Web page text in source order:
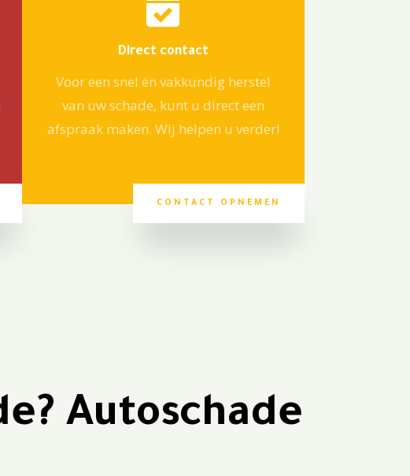
Direct contact
Voor een snel én vakkundig herstel
van uw schade, kunt u direct een
afspraak maken. Wij helpen u verder!
CONTACT OPNEMEN
Autoschade